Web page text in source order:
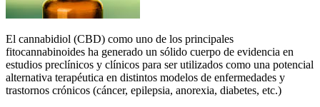
El cannabidiol (CBD) como uno de los principales
fitocannabinoides ha generado un sólido cuerpo de evidencia en
estudios preclínicos y clínicos para ser utilizados como una potencial
alternativa terapéutica en distintos modelos de enfermedades y
trastornos crónicos (cáncer, epilepsia, anorexia, diabetes, etc.)